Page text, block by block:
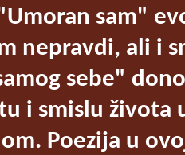
sam"
nepravdi, ali i
sebe"
i smislu života
Poezija u